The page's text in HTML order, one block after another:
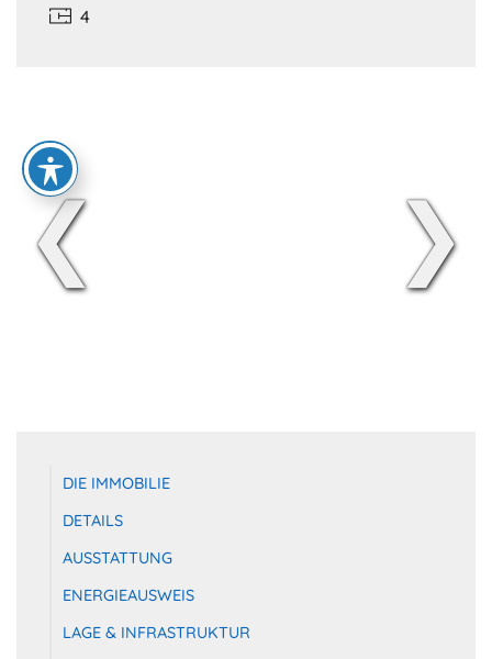
4
❮ ❯
DIE IMMOBILIE
DETAILS
AUSSTATTUNG
ENERGIEAUSWEIS
LAGE & INFRASTRUKTUR